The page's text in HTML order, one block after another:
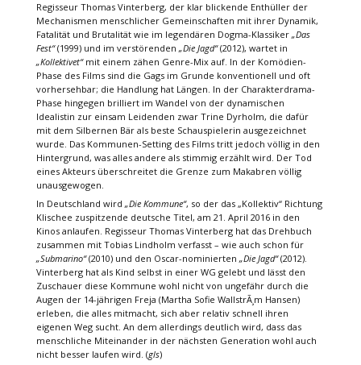
Regisseur Thomas Vinterberg, der klar blickende Enthüller der
Mechanismen menschlicher Gemeinschaften mit ihrer Dynamik,
Fatalität und Brutalität wie im legendären Dogma-Klassiker „Das
Fest“(1999) und im verstörenden „Die Jagd“(2012), wartet in
„Kollektivet“mit einem zähen Genre-Mix auf. In der Komödien-
Phase des Films sind die Gags im Grunde konventionell und oft
vorhersehbar; die Handlung hat Längen. In der Charakterdrama-
Phase hingegen brilliert im Wandel von der dynamischen
Idealistin zur einsam Leidenden zwar Trine Dyrholm, die dafür
mit dem Silbernen Bär als beste Schauspielerin ausgezeichnet
wurde. Das Kommunen-Setting des Films tritt jedoch völlig in den
Hintergrund, was alles andere als stimmig erzählt wird. Der Tod
eines Akteurs überschreitet die Grenze zum Makabren völlig
unausgewogen.
In Deutschland wird „Die Kommune“, so der das „Kollektiv“ Richtung
Klischee zuspitzende deutsche Titel, am 21. April 2016 in den
Kinos anlaufen. Regisseur Thomas Vinterberg hat das Drehbuch
zusammen mit Tobias Lindholm verfasst – wie auch schon für
„Submarino“(2010) und den Oscar-nominierten „Die Jagd“(2012).
Vinterberg hat als Kind selbst in einer WG gelebt und lässt den
Zuschauer diese Kommune wohl nicht von ungefähr durch die
Augen der 14-jährigen Freja (Martha Sofie WallstrÃ¸m Hansen)
erleben, die alles mitmacht, sich aber relativ schnell ihren
eigenen Weg sucht. An dem allerdings deutlich wird, dass das
menschliche Miteinander in der nächsten Generation wohl auch
nicht besser laufen wird. (gls)